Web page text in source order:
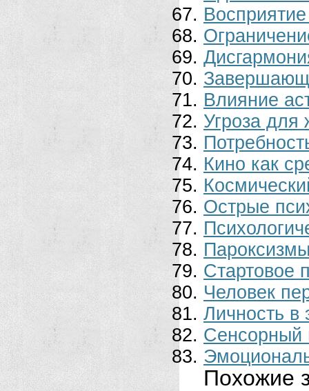
Влияние
Угроза для
Кино как
Острые
Стартовое
Человек
Личность в
Сенсорный
Похожие